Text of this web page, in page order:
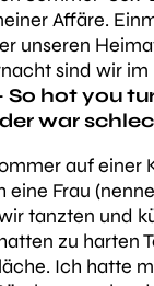
Affäre.
unseren
sind wir im
So hot you
war
auf einer
Frau
tanzten und
zu harten
Ich hatte